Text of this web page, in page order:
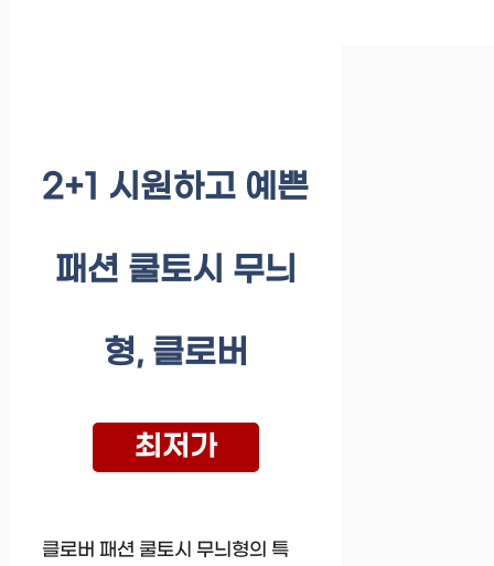
2+1 시원하고 예쁜
패션 쿨토시 무늬
형, 클로버
최저가
클로버 패션 쿨토시 무늬형의 특